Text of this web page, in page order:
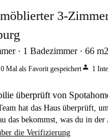
3-
1 Badezimmer 66 m2
Mal als Favorit gespeichertperson 1
überprüft von
hat das Haus überprüft,
das bekommst, was du in der
die Verifizierung